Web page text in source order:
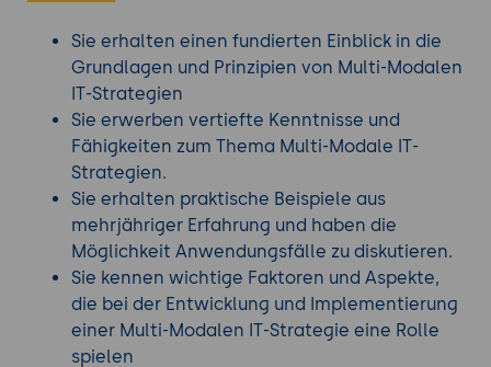
langfristig erfolgreich im Wettbewerb zu sein.
Immer mehr Unternehmen erkennen, dass sie in
die Digitalisierung investieren müssen, um den
Anforderungen von Kunden, Lieferanten und
anderen Interessengruppen gerecht zu werden.
Doch sie erkennen auch, dass ihre IT
Schwierigkeiten hat, diese Anforderungen zu
erfüllen. Ihre IT-Organisation ist oft traditionell
ausgerichtet und legt den Fokus vorrangig auf die
Sicherstellung des IT-Betriebs und Kosteneffizienz.
Während diese Aufgaben wichtig sind, stehen sie
oft im Weg von schnellen und innovativen
Sie erhalten einen fundierten Einblick in die
Grundlagen und Prinzipien von Multi-Modalen
IT-Strategien
Sie erwerben vertiefte Kenntnisse und
Fähigkeiten zum Thema Multi-Modale IT-
Strategien.
Sie erhalten praktische Beispiele aus
mehrjähriger Erfahrung und haben die
Möglichkeit Anwendungsfälle zu diskutieren.
Sie kennen wichtige Faktoren und Aspekte,
die bei der Entwicklung und Implementierung
einer Multi-Modalen IT-Strategie eine Rolle
spielen